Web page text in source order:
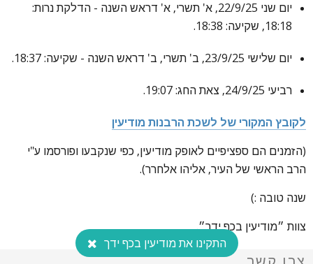
יום שני 22/9/25, א' תשרי, א' דראש השנה - הדלקת נרות:
18:18, שקיעה: 18:38.
יום שלישי 23/9/25, ב' תשרי, ב' דראש השנה - שקיעה: 18:37.
רביעי 24/9/25, צאת החג: 19:07.
לקובץ המקורי של לשכת הרבנות מודיעין
(הזמנים הם ספציפיים לאופק מודיעין, כפי שנקבעו ופורסמו ע"י
הרב הראשי של העיר, אליהו אלחרר).
שנה טובה :)
צוות ״מודיעין בכף ידך״.
התקינו את מודיעין בכף ידך